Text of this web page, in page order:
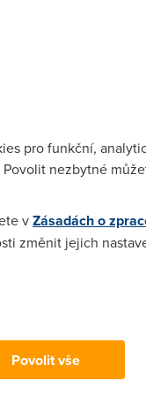
televizi, mají
li některé ze
nastavení
stolní, druhý
Vy se ale tu a
pro funkční,
nezbytné
vZásadách o
změnit jejich
Povolit vše